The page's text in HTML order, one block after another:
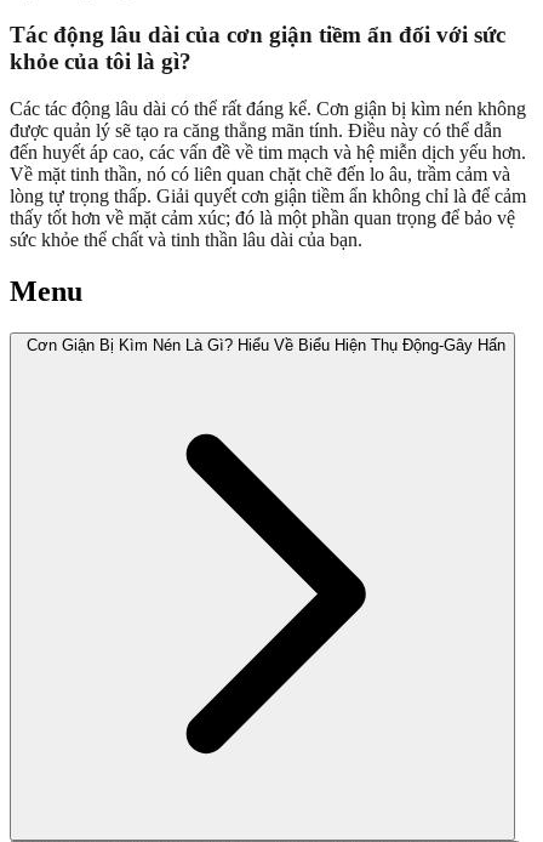
Tác động lâu dài của cơn giận tiềm ẩn đối với sức
khỏe của tôi là gì?
Các tác động lâu dài có thể rất đáng kể. Cơn giận bị kìm nén không
được quản lý sẽ tạo ra căng thẳng mãn tính. Điều này có thể dẫn
đến huyết áp cao, các vấn đề về tim mạch và hệ miễn dịch yếu hơn.
Về mặt tinh thần, nó có liên quan chặt chẽ đến lo âu, trầm cảm và
lòng tự trọng thấp. Giải quyết cơn giận tiềm ẩn không chỉ là để cảm
thấy tốt hơn về mặt cảm xúc; đó là một phần quan trọng để bảo vệ
sức khỏe thể chất và tinh thần lâu dài của bạn.
Menu
Cơn Giận Bị Kìm Nén Là Gì? Hiểu Về Biểu Hiện Thụ Động-Gây Hấn